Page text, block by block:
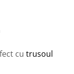
cu trusoul